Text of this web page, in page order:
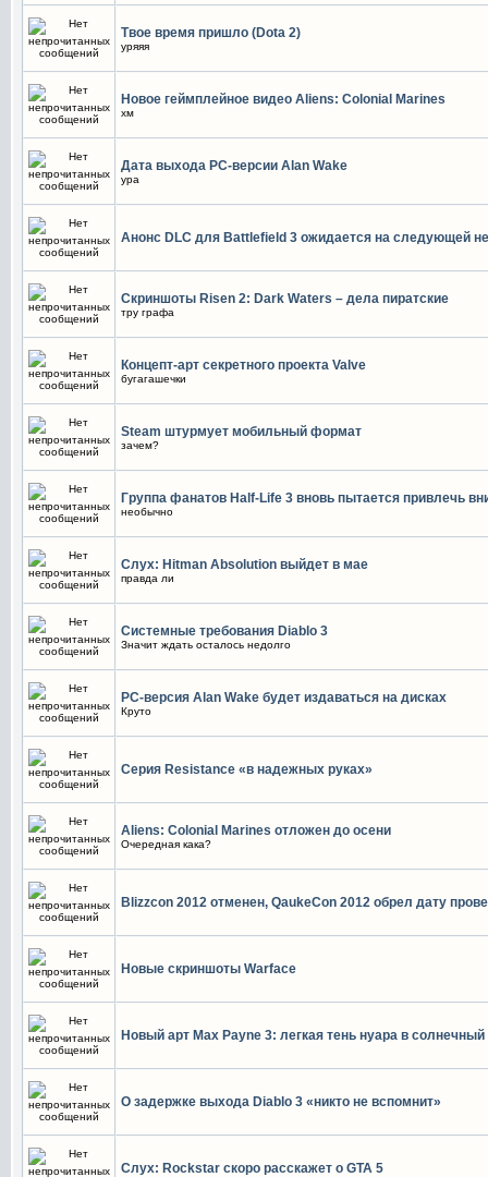
Твое время пришло (Dota 2)
уряяя
Новое геймплейное видео Aliens: Colonial Marines
хм
Дата выхода РС-версии Alan Wake
ура
Анонс DLC для Battlefield 3 ожидается на следующей
Скриншоты Risen 2: Dark Waters – дела пиратские
тру графа
Концепт-арт секретного проекта Valve
бугагашечки
Steam штурмует мобильный формат
зачем?
Группа фанатов Half-Life 3 вновь пытается привлечь
необычно
Слух: Hitman Absolution выйдет в мае
правда ли
Системные требования Diablo 3
Значит ждать осталось недолго
РС-версия Alan Wake будет издаваться на дисках
Круто
Серия Resistance «в надежных руках»
Aliens: Colonial Marines отложен до осени
Очередная кака?
Blizzcon 2012 отменен, QaukeCon 2012 обрел дату
Новые скриншоты Warface
Новый арт Max Payne 3: легкая тень нуара в
О задержке выхода Diablo 3 «никто не вспомнит»
Слух: Rockstar скоро расскажет о GTA 5